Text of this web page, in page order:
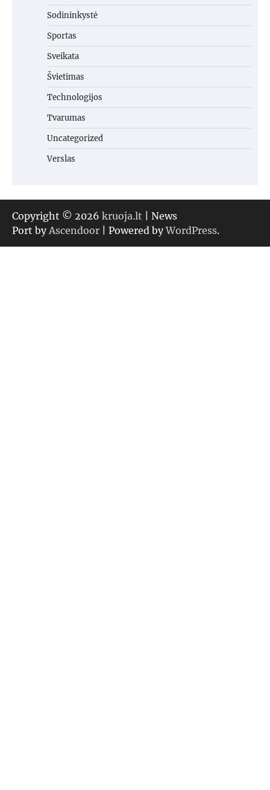
Sodininkystė
Sportas
Sveikata
Švietimas
Technologijos
Tvarumas
Uncategorized
Verslas
Copyright © 2026 kruoja.lt | News
Port by Ascendoor | Powered byWordPress.